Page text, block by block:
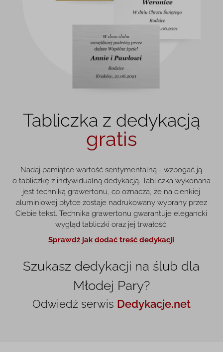
Tabliczka z dedykacją
gratis
Nadaj pamiątce wartość sentymentalną - wzbogać ją
o tabliczkę z indywidualną dedykacją. Tabliczka wykonana
jest techniką grawertonu, co oznacza, że na cienkiej
aluminiowej płytce zostaje nadrukowany wybrany przez
Ciebie tekst. Technika grawertonu gwarantuje elegancki
wygląd tabliczki oraz jej trwałość.
Sprawdź jak dodać treść dedykacji
Szukasz dedykacji na ślub dla
Młodej Pary?
Odwiedź serwis Dedykacje.net